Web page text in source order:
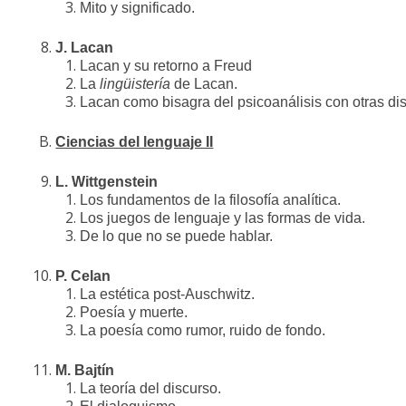
Mito y significado.
J. Lacan
Lacan y su retorno a Freud
La lingüistería de Lacan.
Lacan como bisagra del psicoanálisis con otras
Ciencias del lenguaje II
L. Wittgenstein
Los fundamentos de la filosofía analítica.
Los juegos de lenguaje y las formas de vida.
De lo que no se puede hablar.
P. Celan
La estética post-Auschwitz.
Poesía y muerte.
La poesía como rumor, ruido de fondo.
M. Bajtín
La teoría del discurso.